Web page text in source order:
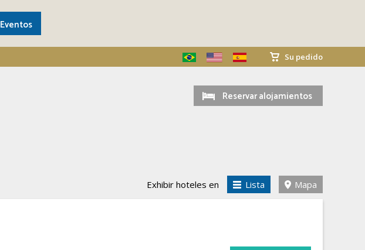
Eventos
Su pedido
Reservar alojamientos
Exhibir hoteles en Lista Mapa